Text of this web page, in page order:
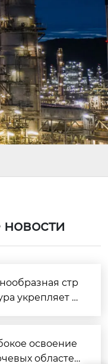
стр
укрепляет п
ра
— Kaifeng D
освоение
областей,